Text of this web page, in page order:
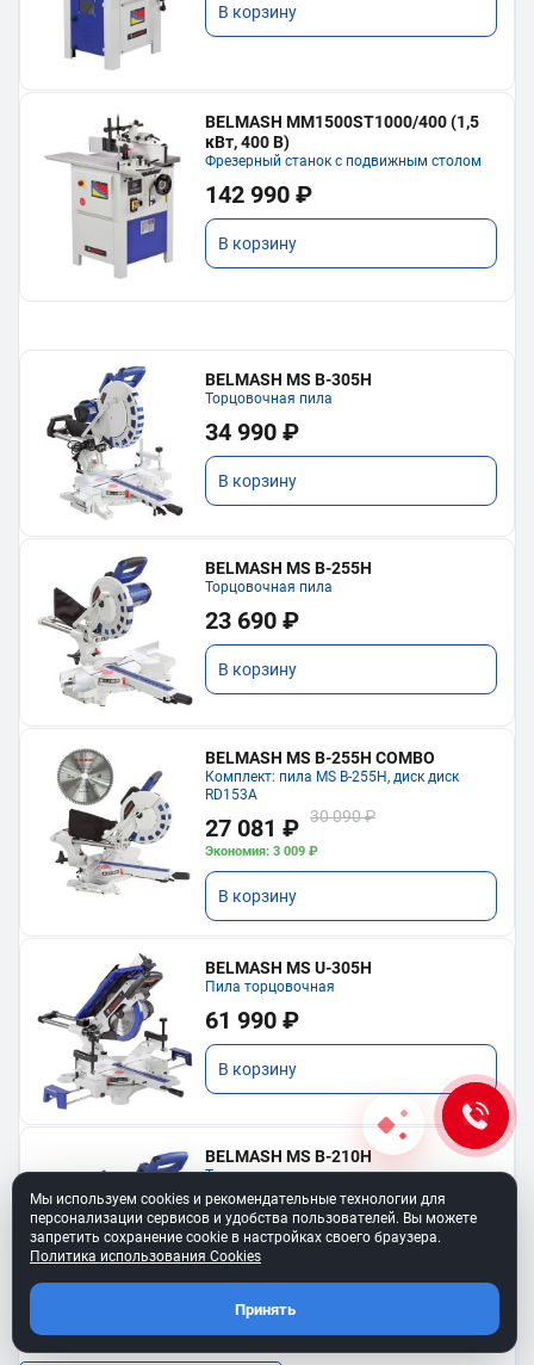
В корзину
BELMASH MM1500ST1000/400 (1,5
кВт, 400 В)
Фрезерный станок с подвижным столом
142 990 ₽
В корзину
BELMASH MS B-305H
Торцовочная пила
34 990 ₽
В корзину
BELMASH MS B-255H
Торцовочная пила
23 690 ₽
В корзину
BELMASH MS B-255H COMBO
Комплект: пила MS B-255H, диск диск
RD153A
27 081 ₽ 30 090 ₽
Экономия: 3 009 ₽
В корзину
BELMASH MS U-305H
Пила торцовочная
61 990 ₽
В корзину
BELMASH MS B-210H
Торцовочная пила
19 490 ₽
В корзину
Мы используем cookies и рекомендательные технологии для
персонализации сервисов и удобства пользователей. Вы можете
запретить сохранение cookie в настройках своего браузера.
Политика использования Cookies
Принять